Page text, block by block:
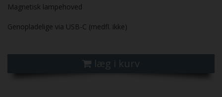
Magnetisk lampehoved
Genopladelige via USB-C (medfl. ikke)
læg i kurv